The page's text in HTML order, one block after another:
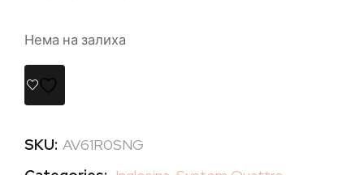
Нема на залиха
SKU: AV61R0SNG